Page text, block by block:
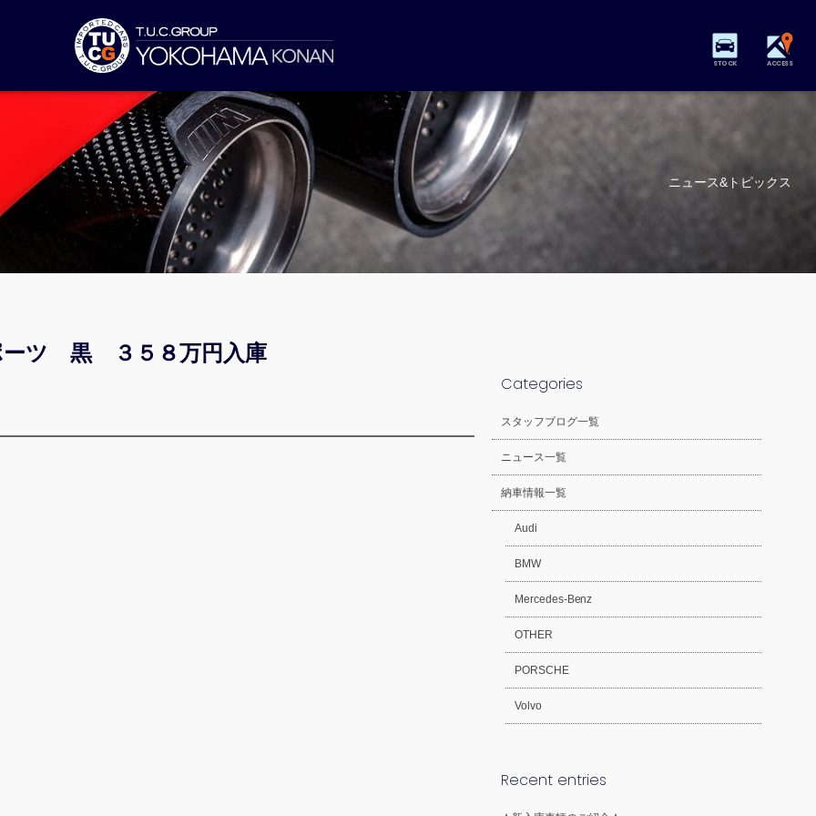
STOCK ACCESS
ニュース&トピックス
ーツ 黒 ３５８万円入庫
Categories
スタッフブログ一覧
ニュース一覧
納車情報一覧
Audi
BMW
Mercedes-Benz
OTHER
PORSCHE
Volvo
Recent entries